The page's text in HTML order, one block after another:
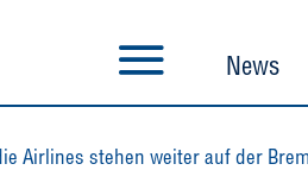
News
Airlines stehen weiter auf der